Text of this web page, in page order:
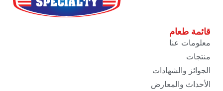
قائمة طعام
معلومات عنا
منتجات
الجوائز والشهادات
الأحداث والمعارض